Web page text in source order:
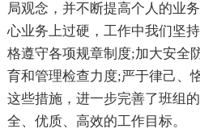
局观念，并不断提高个人的业
心业务上过硬，工作中我们坚
格遵守各项规章制度;加大安全
育和管理检查力度;严于律己、
这些措施，进一步完善了班组
全、优质、高效的工作目标。